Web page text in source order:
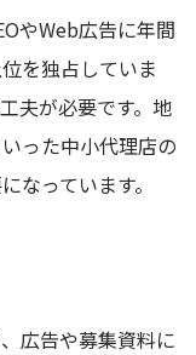
やWeb広告に年間
を独占していま
夫が必要です。地
った中小代理店の
なっています。
広告や募集資料に